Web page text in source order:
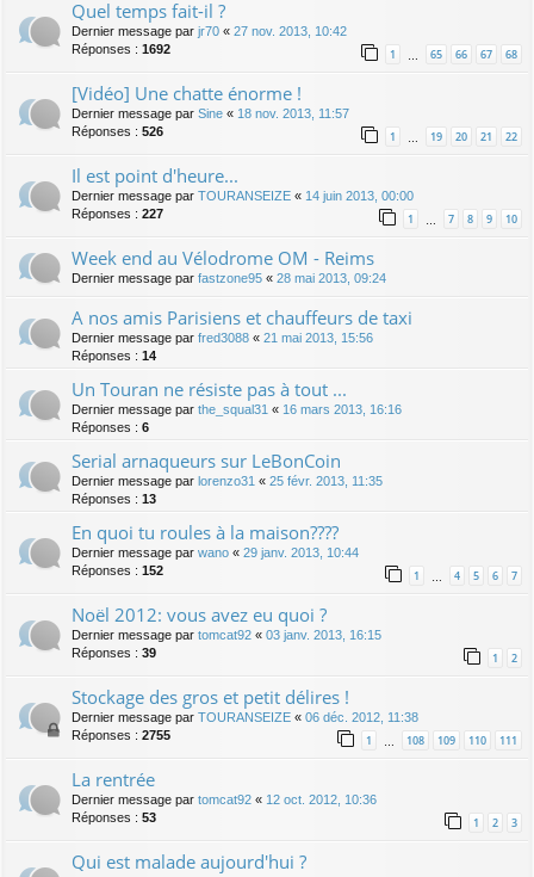
Quel temps fait-il ?
Dernier message par jr70 « 27 nov. 2013, 10:42
Réponses : 1692 1 65 66 67 68
[Vidéo] Une chatte énorme !
Dernier message par Sine « 18 nov. 2013, 11:57
Réponses : 526 1 19 20 21 22
Il est point d'heure...
Dernier message par TOURANSEIZE « 14 juin 2013, 00:00
Réponses : 227 1 7 8 9 10
Week end au Vélodrome OM - Reims
Dernier message par fastzone95 « 28 mai 2013, 09:24
A nos amis Parisiens et chauffeurs de taxi
Dernier message par fred3088 « 21 mai 2013, 15:56
Réponses : 14
Un Touran ne résiste pas à tout ...
Dernier message par the_squal31 « 16 mars 2013, 16:16
Réponses : 6
Serial arnaqueurs sur LeBonCoin
Dernier message par lorenzo31 « 25 févr. 2013, 11:35
Réponses : 13
En quoi tu roules à la maison????
Dernier message par wano « 29 janv. 2013, 10:44
Réponses : 152 1 … 4 5 6 7
Noël 2012: vous avez eu quoi ?
Dernier message par tomcat92 « 03 janv. 2013, 16:15
Réponses : 39 1 2
Stockage des gros et petit délires !
Dernier message par TOURANSEIZE « 06 déc. 2012, 11:38
Réponses : 2755 1 … 108 109 110 111
La rentrée
Dernier message par tomcat92 « 12 oct. 2012, 10:36
Réponses : 53 1 2 3
Qui est malade aujourd'hui ?